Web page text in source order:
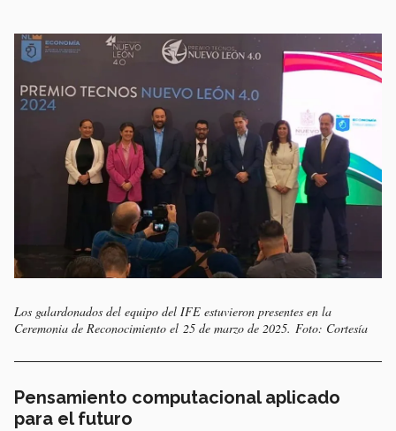
Los galardonados del equipo del IFE estuvieron presentes en la
Ceremonia de Reconocimiento el 25 de marzo de 2025. Foto: Cortesía
Pensamiento computacional aplicado
para el futuro